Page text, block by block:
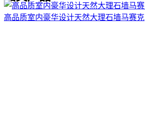
高品质室内豪华设计天然大理石墙马赛克